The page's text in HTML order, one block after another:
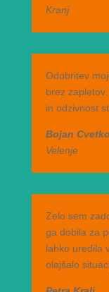
Kranj
Odobritev
brez
in odzivnost
Bojan
Velenje
Zelo sem
ga dobila za
lahko uredila
olajšalo